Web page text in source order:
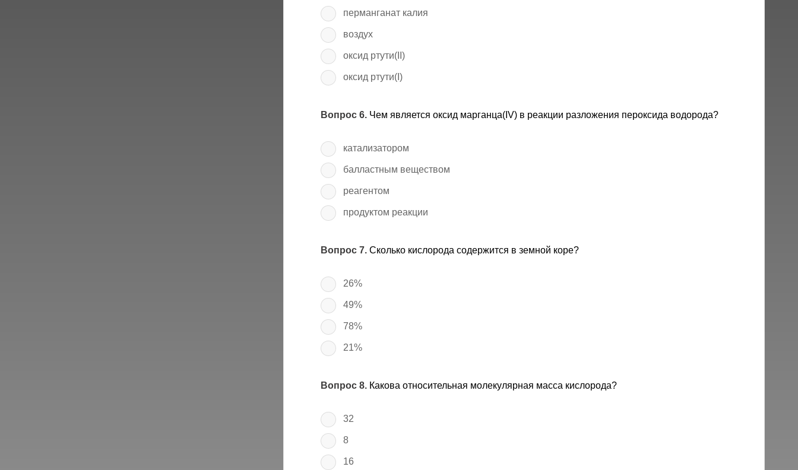
перманганат калия
воздух
оксид ртути(II)
оксид ртути(I)
Вопрос 6.Чем является оксид марганца(IV) в реакции разложения пероксида водорода?
катализатором
балластным веществом
реагентом
продуктом реакции
Вопрос 7.Сколько кислорода содержится в земной коре?
26%
49%
78%
21%
Вопрос 8.Какова относительная молекулярная масса кислорода?
32
8
16